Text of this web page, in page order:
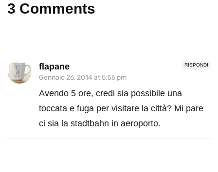
3 Comments
RISPONDI
flapane
Gennaio 26, 2014 at 5:56 pm
Avendo 5 ore, credi sia possibile una
toccata e fuga per visitare la città? Mi pare
ci sia la stadtbahn in aeroporto.